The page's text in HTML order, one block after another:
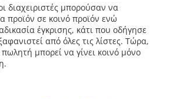
διαχειριστές μπορούσαν να
προϊόν σε κοινό προϊόν ενώ
έγκρισης, κάτι που οδήγησε
από όλες τις λίστες. Τώρα,
μπορεί να γίνει κοινό μόνο